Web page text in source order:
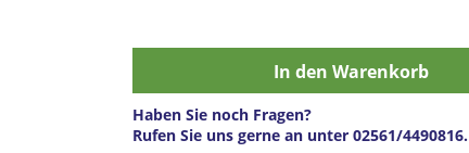
In den Warenkorb
Haben Sie noch Fragen?
Rufen Sie uns gerne an unter 02561/4490816.